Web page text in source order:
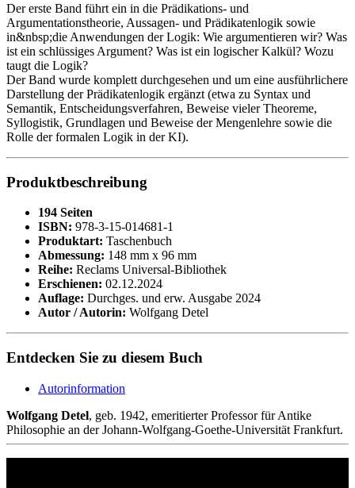
Der erste Band führt ein in die Prädikations- und
Argumentationstheorie, Aussagen- und Prädikatenlogik sowie
in&nbsp;die Anwendungen der Logik: Wie argumentieren wir? Was
ist ein schlüssiges Argument? Was ist ein logischer Kalkül? Wozu
taugt die Logik?
Der Band wurde komplett durchgesehen und um eine ausführlichere
Darstellung der Prädikatenlogik ergänzt (etwa zu Syntax und
Semantik, Entscheidungsverfahren, Beweise vieler Theoreme,
Syllogistik, Grundlagen und Beweise der Mengenlehre sowie die
Rolle der formalen Logik in der KI).
Produktbeschreibung
194 Seiten
ISBN: 978-3-15-014681-1
Produktart: Taschenbuch
Abmessung: 148 mm x 96 mm
Reihe: Reclams Universal-Bibliothek
Erschienen: 02.12.2024
Auflage: Durchges. und erw. Ausgabe 2024
Autor / Autorin: Wolfgang Detel
Entdecken Sie zu diesem Buch
Autorinformation
Wolfgang Detel, geb. 1942, emeritierter Professor für Antike
Philosophie an der Johann-Wolfgang-Goethe-Universität Frankfurt.